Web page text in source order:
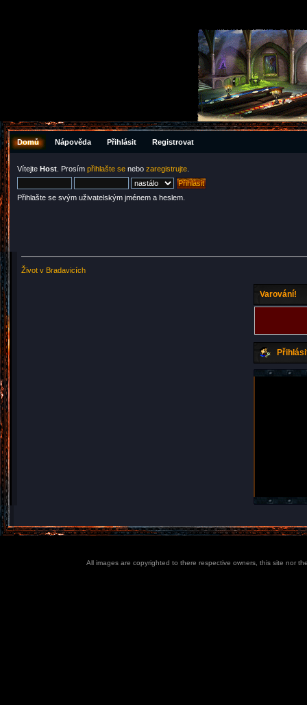
Domů Nápověda Přihlásit Registrovat
Vítejte Host . Prosím přihlašte se nebo zaregistrujte
Přihlašte se svým uživatelským jménem a heslem.
Život v Bradavicích
Varování!
All images are copyrighted to there respective owners, this site nor